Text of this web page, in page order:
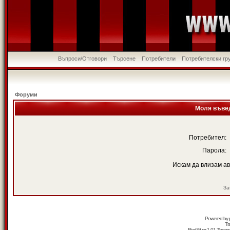
Въпроси/Отговори Търсене Потребители Потребителски
Форуми
Моля
Потребител:
Парола:
Искам да влизам
Powered by